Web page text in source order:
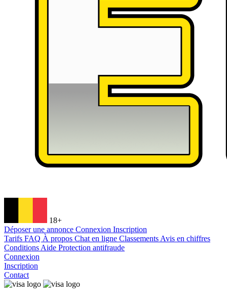
18+
Déposer une annonce Connexion Inscription
Tarifs FAQ À propos Chat en ligne Classements Avis en chiffres
Conditions Aide Protection antifraude
Connexion
Inscription
Contact